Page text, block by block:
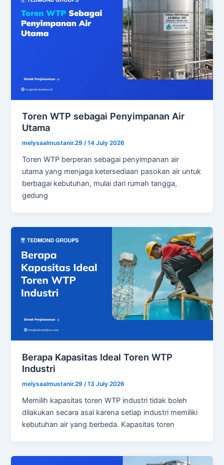
Toren WTP sebagai Penyimpanan Air
Utama
melysaalmustanir.29/14 July 2026
Toren WTP berperan sebagai penyimpanan air
utama yang menjaga ketersediaan pasokan air untuk
berbagai kebutuhan, mulai dari rumah tangga,
gedung
Berapa Kapasitas Ideal Toren WTP
Industri
melysaalmustanir.29 /13 July 2026
Memilih kapasitas toren WTP industri tidak boleh
dilakukan secara asal karena setiap industri memiliki
kebutuhan air yang berbeda. Kapasitas toren